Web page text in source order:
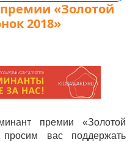
«Золотой
2018»
премии «Золотой
вас поддержать